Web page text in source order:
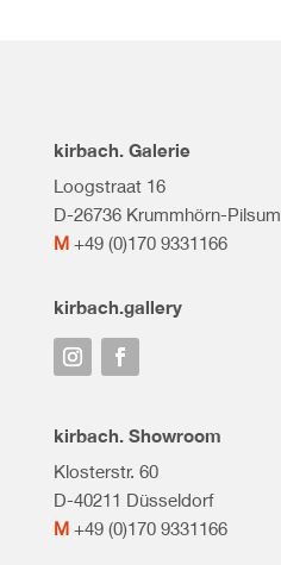
kirbach. Galerie
Loogstraat 16
D-26736 Krummhörn-Pilsum
M+49 (0)170 9331166
kirbach.gallery
kirbach. Showroom
Klosterstr. 60
D-40211 Düsseldorf
M+49 (0)170 9331166